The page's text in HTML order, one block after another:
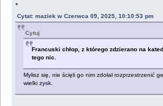
*
Cytat: maziek w Czerwca 09, 2025, 10:10:53 pm
Cytuj
Francuski chłop, z którego zdzierano na
tego nic.
Mylisz się, nie ścięli go nim zdołał rozprzestrzenić
wielki zysk.